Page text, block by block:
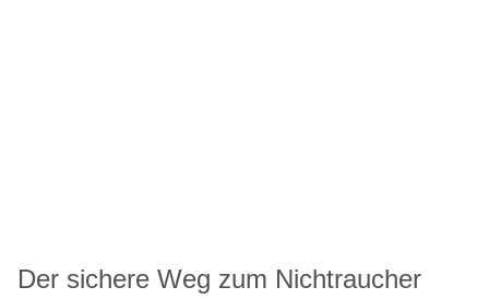
Der sichere Weg zum Nichtraucher